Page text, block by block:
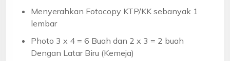
Menyerahkan Fotocopy KTP/KK sebanyak 1
lembar
Photo 3 x 4 = 6 Buah dan 2 x 3 = 2 buah
Dengan Latar Biru (Kemeja)